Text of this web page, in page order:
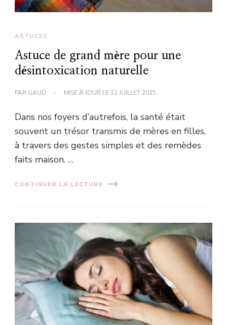
ASTUCES
Astuce de grand mère pour une
désintoxication naturelle
PAR GAUD MISE À JOUR LE 22 JUILLET 2025
Dans nos foyers d’autrefois, la santé était
souvent un trésor transmis de mères en filles,
à travers des gestes simples et des remèdes
faits maison. …
CONTINUER LA LECTURE